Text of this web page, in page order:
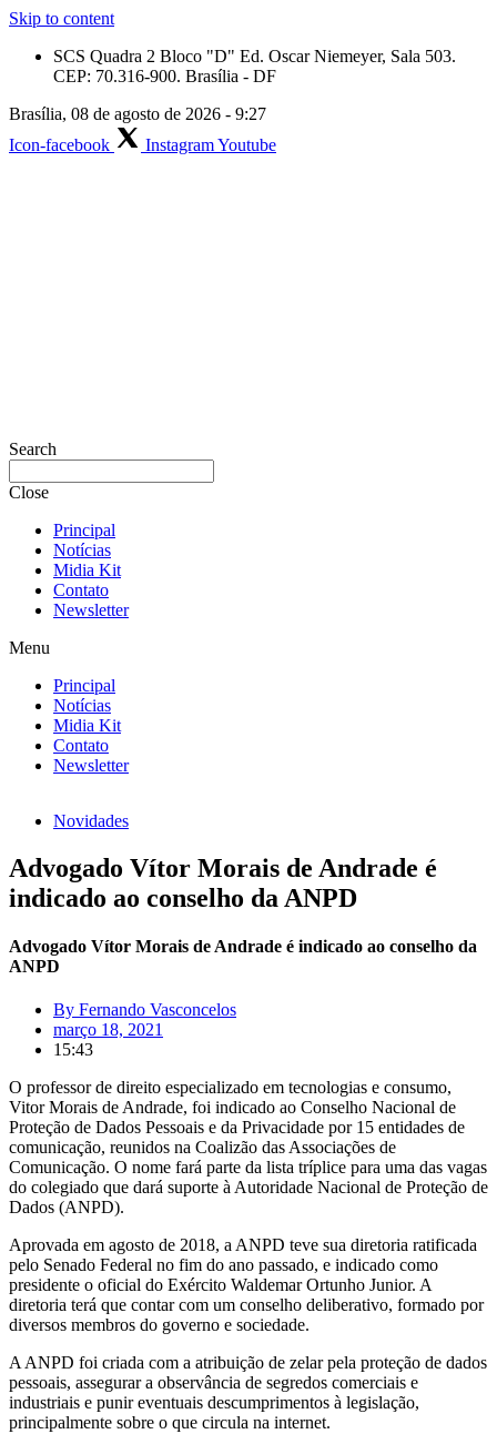
Skip to content
SCS Quadra 2 Bloco "D" Ed. Oscar Niemeyer, Sala 503.
CEP: 70.316-900. Brasília - DF
Brasília, 08 de agosto de 2026 - 9:27
Icon-facebook
InstagramYoutube
Search
Close
Principal
Notícias
Midia Kit
Contato
Newsletter
Menu
Principal
Notícias
Midia Kit
Contato
Newsletter
Novidades
Advogado Vítor Morais de Andrade é
indicado ao conselho da ANPD
Advogado Vítor Morais de Andrade é indicado ao conselho da
ANPD
By Fernando Vasconcelos
março 18, 2021
15:43
O professor de direito especializado em tecnologias e consumo,
Vitor Morais de Andrade, foi indicado ao Conselho Nacional de
Proteção de Dados Pessoais e da Privacidade por 15 entidades de
comunicação, reunidos na Coalizão das Associações de
Comunicação. O nome fará parte da lista tríplice para uma das vagas
do colegiado que dará suporte à Autoridade Nacional de Proteção de
Dados (ANPD).
Aprovada em agosto de 2018, a ANPD teve sua diretoria ratificada
pelo Senado Federal no fim do ano passado, e indicado como
presidente o oficial do Exército Waldemar Ortunho Junior. A
diretoria terá que contar com um conselho deliberativo, formado por
diversos membros do governo e sociedade.
A ANPD foi criada com a atribuição de zelar pela proteção de dados
pessoais, assegurar a observância de segredos comerciais e
industriais e punir eventuais descumprimentos à legislação,
principalmente sobre o que circula na internet.